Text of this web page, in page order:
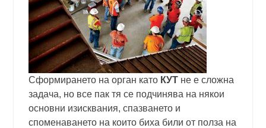
Сформирането на орган като КУТ не е сложна
задача, но все пак тя се подчинява на някои
основни изисквания, спазването и
споменаването на които биха били от полза на